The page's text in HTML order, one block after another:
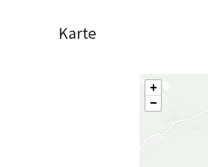
Karte
+
−